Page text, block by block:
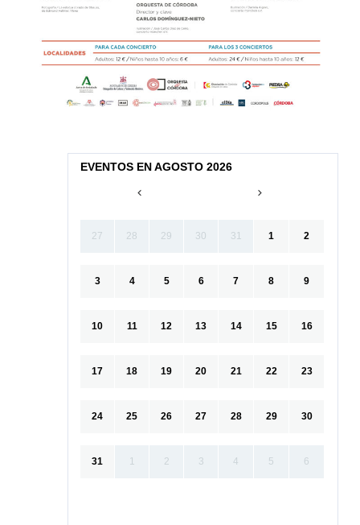
EVENTOS EN AGOSTO 2026
27 28 29 30 31 1 2
3 4 5 6 7 8 9
10 11 12 13 14 15 16
17 18 19 20 21 22 23
24 25 26 27 28 29 30
31 1 2 3 4 5 6